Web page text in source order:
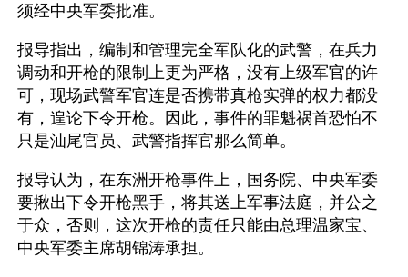
须经中央军委批准。
报导指出，编制和管理完全军队化的武警，在兵力
调动和开枪的限制上更为严格，没有上级军官的许
可，现场武警军官连是否携带真枪实弹的权力都没
有，遑论下令开枪。因此，事件的罪魁祸首恐怕不
只是汕尾官员、武警指挥官那么简单。
报导认为，在东洲开枪事件上，国务院、中央军委
要揪出下令开枪黑手，将其送上军事法庭，并公之
于众，否则，这次开枪的责任只能由总理温家宝、
中央军委主席胡锦涛承担。